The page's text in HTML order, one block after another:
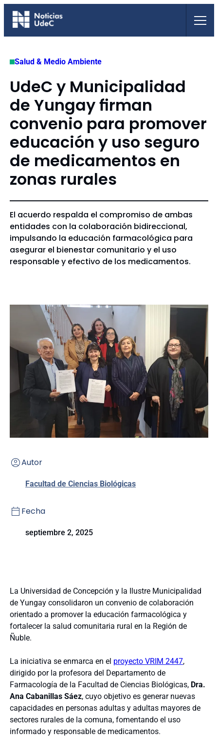
Saltar
Salud & Medio Ambiente
UdeC y Municipalidad
de Yungay firman
convenio para promover
educación y uso seguro
de medicamentos en
zonas rurales
El acuerdo respalda el compromiso de ambas
entidades con la colaboración bidireccional,
impulsando la educación farmacológica para
asegurar el bienestar comunitario y el uso
responsable y efectivo de los medicamentos.
Autor
Facultad de Ciencias Biológicas
Fecha
septiembre 2, 2025
La Universidad de Concepción y la Ilustre Municipalidad
de Yungay consolidaron un convenio de colaboración
orientado a promover la educación farmacológica y
fortalecer la salud comunitaria rural en la Región de
Ñuble.
La iniciativa se enmarca en el proyecto VRIM 2447,
dirigido por la profesora del Departamento de
Farmacología de la Facultad de Ciencias Biológicas, Dra.
Ana Cabanillas Sáez, cuyo objetivo es generar nuevas
capacidades en personas adultas y adultas mayores de
sectores rurales de la comuna, fomentando el uso
informado y responsable de medicamentos.